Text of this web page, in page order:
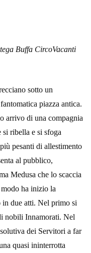
Buffa CircoVacanti
sotto un
piazza antica.
arrivo di una compagnia
ribella e si sfoga
pesanti di allestimento
al pubblico,
Medusa che lo scaccia
ha inizio la
in due atti. Nel primo si
nobili Innamorati. Nel
dei Servitori a far
quasi ininterrotta